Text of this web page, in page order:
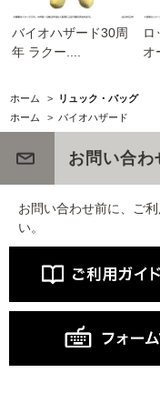
バイオハザード30周
年 ラクー....
ロ
オ
ホーム >
リュック・バッグ
ホーム
> バイオハザード
お問い合わ
お問い合わせ前に、ご
い。